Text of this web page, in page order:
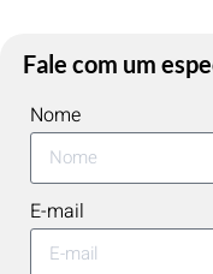
Fale com um
Nome
E-mail